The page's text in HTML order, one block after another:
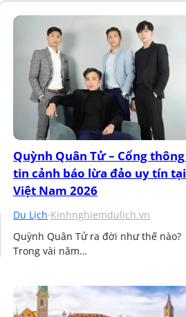
Quỳnh Quân Tử – Cổng thông
tin cảnh báo lừa đảo uy tín tại
Việt Nam 2026
Du Lịch·Kinhnghiemdulich.vn
Quỳnh Quân Tử ra đời như thế nào?
Trong vài năm…